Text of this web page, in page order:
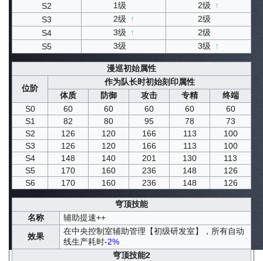
S2
1级 2级
↑
S3
2级 ↑
2级
S4
3级 ↑
2级
S5
3级 3级 ↑
漫巡初始属性
位阶
作为队长时初始刻印属性
体质
防御 攻击 专精
终端
S0
60 60 60 60
60
S1
82 80 95 78
73
S2
126 120 166 113
100
S3
126 120 166 113
100
S4
148 140 201 130
113
S5
170 160 236 148
126
S6
170 160 236 148 126
穹顶技能
名称
辅助提速++
效果
在中央控制室辅助管理【初级研发室】，所有自动
线生产耗时-2%
穹顶技能2